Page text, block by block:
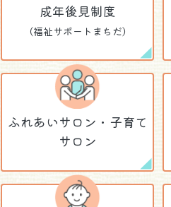
成年後見制度
（福祉サポートまちだ）
ふれあいサロン・ 子育て
サロン